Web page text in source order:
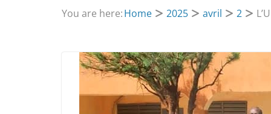
Nouna
You are here:Home 2025 avril 2